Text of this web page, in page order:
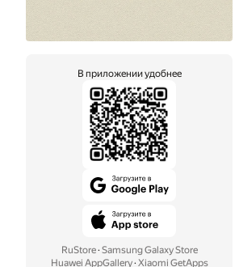
В приложении удобнее
RuStore· Samsung Galaxy Store
Huawei AppGallery· Xiaomi GetApps